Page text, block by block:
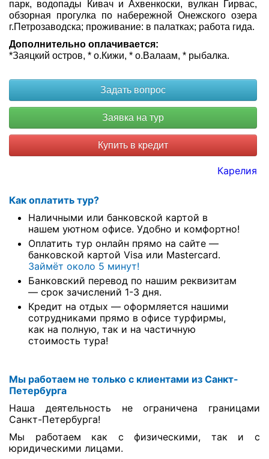
парк, водопады Кивач и Ахвенкоски, вулкан Гирвас,
обзорная прогулка по набережной Онежского озера
г.Петрозаводска; проживание: в палатках; работа гида.
Дополнительно оплачивается:
*Заяцкий остров, * о.Кижи, * о.Валаам, * рыбалка.
Купить в кредит
Карелия
Как оплатить тур?
Наличными или банковской картой в
нашем уютном офисе. Удобно и комфортно!
Оплатить тур онлайн прямо на сайте —
банковской картой Visa или Mastercard.
Займёт около 5 минут!
Банковский перевод по нашим реквизитам
— срок зачислений 1-3 дня.
Кредит на отдых — оформляется нашими
сотрудниками прямо в офисе турфирмы,
как на полную, так и на частичную
стоимость тура!
Мы работаем не только с клиентами из Санкт-
Петербурга
Наша деятельность не ограничена границами
Санкт-Петербурга!
Мы работаем как с физическими, так и с
юридическими лицами.